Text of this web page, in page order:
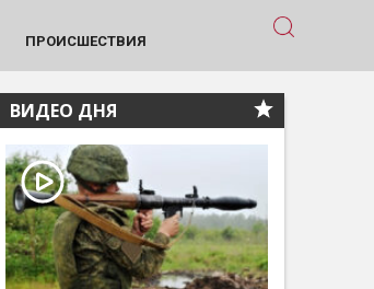
ПРОИСШЕСТВИЯ
ВИДЕО ДНЯ